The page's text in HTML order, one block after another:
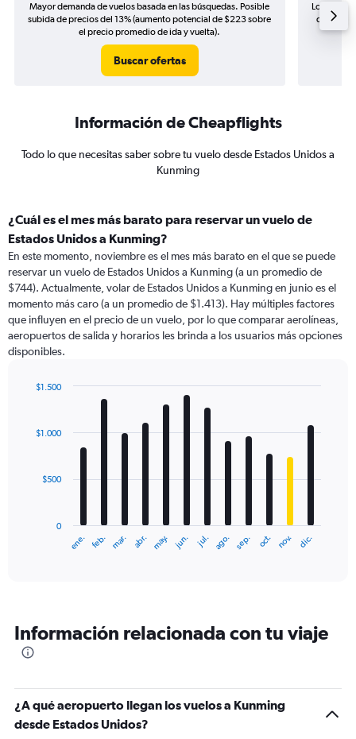
Mayor demanda de vuelos basada en las búsquedas. Posible
subida de precios del 13% (aumento potencial de $223 sobre
el precio promedio de ida y vuelta).
Buscar ofertas
Los
de
Información de Cheapflights
Todo lo que necesitas saber sobre tu vuelo desde Estados Unidos a
Kunming
¿Cuál es el mes más barato para reservar un vuelo de
Estados Unidos a Kunming?
En este momento, noviembre es el mes más barato en el que se puede
reservar un vuelo de Estados Unidos a Kunming (a un promedio de
$744). Actualmente, volar de Estados Unidos a Kunming en junio es el
momento más caro (a un promedio de $1.413). Hay múltiples factores
que influyen en el precio de un vuelo, por lo que comparar aerolíneas,
aeropuertos de salida y horarios les brinda a los usuarios más opciones
disponibles.
with
12
The
categories.
The
Y
axis
ene. feb. mar. abr. may. jun. jul. ago. sep. oct. nov. dic.
0
$500
$1.000
$1.500
Información relacionada con tu viaje
¿A qué aeropuerto llegan los vuelos a Kunming
desde Estados Unidos?